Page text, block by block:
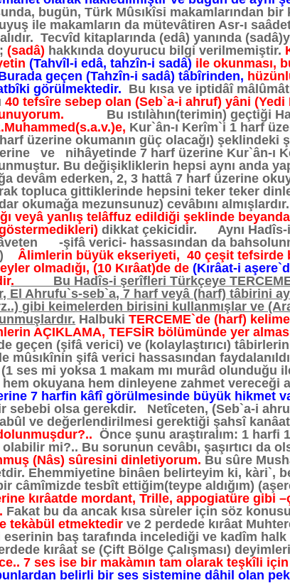
bugün, Türk Mûsıkîsi makamlarından bir
ile makamların da mütevâtiren Asr-ı
Tecvîd kitaplarında (edâ) yanında
(sadâ) hakkında doyurucu bilgi verilmemiştir.
(Tahvîl-i edâ, tahzîn-i sadâ) ile okunması,
geçen (Tahzîn-i sadâ) tâbîrinden,
görülmektedir. Bu kısa ve iptidâî
40 tefsîre sebep olan (Seb`a-i ahruf) yâni
Bu ıstılàhın(terimin) geçtiği
Kur`ân-ı Kerîm`i 1 harf
üzerine okumanın güç olacağı)
ve nihâyetinde 7 harf üzerine Kur`ân-ı
Bu değişikliklerin hepsi aynı anda
devâm ederken, 2, 3 hattâ 7 harf üzerine
topluca gittiklerinde hepsini teker teker
okumağa mezunsunuz) cevâbını
veyâ yanlış telâffuz edildiği şeklinde
dikkat çekicidir. Aynı Hadîs-i
-şifâ verici- hassasından da
Âlimlerin büyük ekseriyeti, 40 çeşit tefsirde
olmadığı, (10 Kırâat)de de(Kırâat-i
. Bu Hadîs-i şerîfleri Türkçeye TERCEME
El Ahrufu`s-seb`a, 7 harf veyâ (harf) tâbirini
gibi keimelerden birisini kullanmışlar ve
HalbukiTERCEME`de (harf)
AÇIKLAMA, TEFSİR bölümünde yer
geçen (şifâ verici) ve (kolaylaştırıcı)
mûsıkînin şifâ verici hassasından
ses mi yoksa 1 makam mı murâd olunduğu
okuyana hem dinleyene zahmet vereceği
7 harfin kâfî görülmesinde büyük hikmet
sebebi olsa gerekdir. Netîceten, (Seb`a-i
ve değerlendirilmesi gerektiği şahsî
Önce şunu araştıralım: 1 harfi
olabilir mi?.. Bu sorunun cevâbı, şaşırtıcı da
(Nâs) sûresini dinletiyorum. Bu sûre
Ehemmiyetine binâen belirteyim ki, kàri`,
câmîmizde tesbît ettiğim(teype aldığım)
kırâatde mordant,Trille, appogiatüre gibi
Fakat bu da ancak kısa sùreler için söz
tekàbül etmektedirve 2 perdede kırâat
baş tarafında incelediği ve kadîm
kırâat se (Çift Bölge Çalışması)
7 ses ise bir makàmın tam olarak teşkîli
belirli bir ses sistemine dâhil olan pek